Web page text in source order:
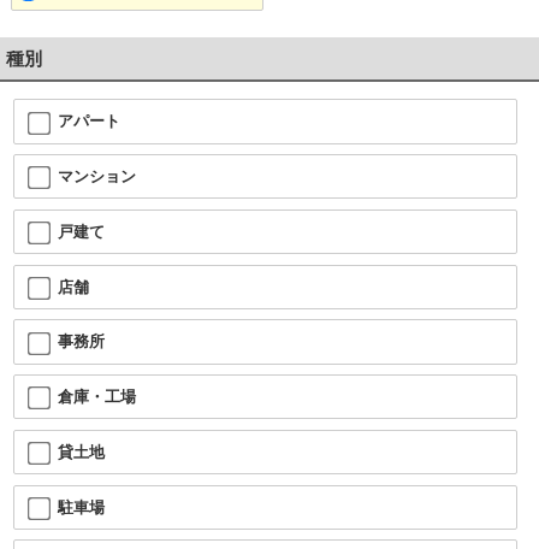
種別
アパート
マンション
戸建て
店舗
事務所
倉庫・工場
貸土地
駐車場